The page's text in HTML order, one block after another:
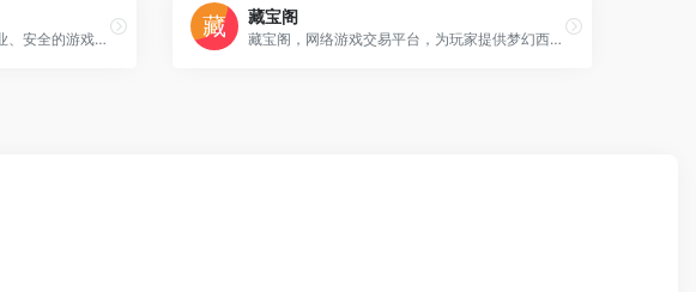
交易游交易平台是国内正规、专业、安全的游戏账号交易平台，为广大用户提供网络游戏账号交易、手游账号交易、账号鉴定、账号估价
藏宝阁
藏宝阁，网络游戏交易平台，为玩家提供梦幻西游,梦幻手游,阴阳师,大话西游,大话手游,逆水寒,率土之滨,荒野行动等游戏虚拟物品交易,手游交易,账号交易,游戏币交易,装备交易等服务。